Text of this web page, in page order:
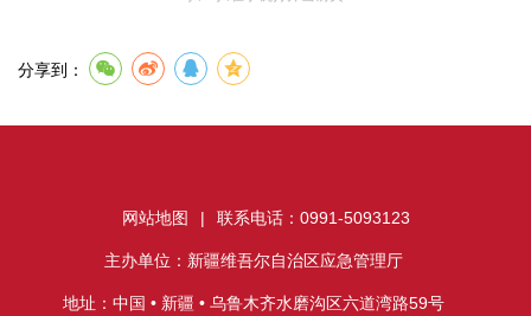
分享到：
网站地图 | 联系电话：0991-5093123
主办单位：新疆维吾尔自治区应急管理厅
地址：中国 • 新疆 • 乌鲁木齐水磨沟区六道湾路59号